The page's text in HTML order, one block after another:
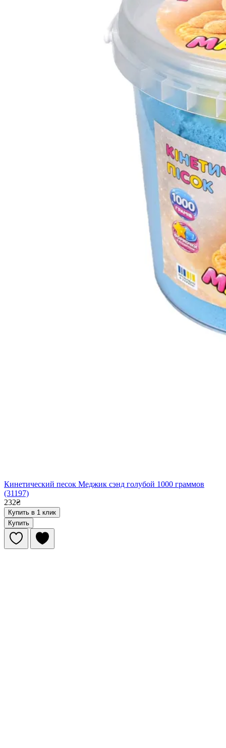
Кинетический песок Меджик сэнд голубой 1000 граммов
(31197)
232₴
Купить в 1 клик
Купить